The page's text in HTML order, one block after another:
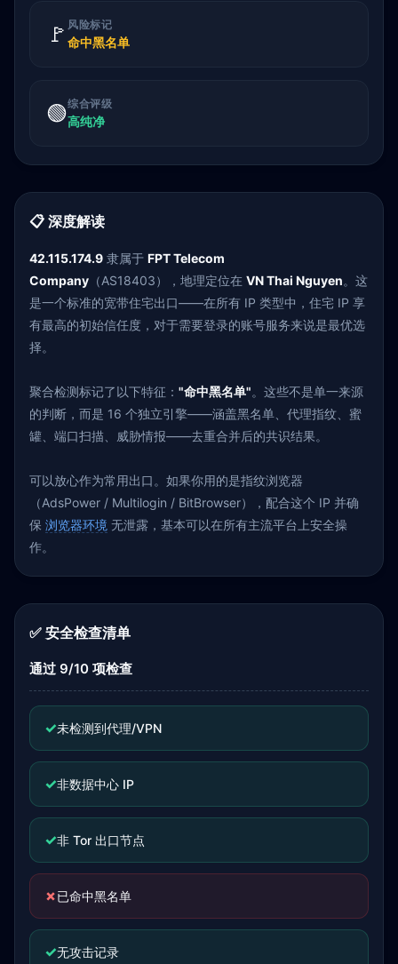
🚩 风险标记
命中黑名单
🟢综合评级
高纯净
📋 深度解读
42.115.174.9 隶属于 FPT Telecom
Company （AS18403），地理定位在 VN Thai Nguyen。这
是一个标准的宽带住宅出口——在所有 IP 类型中，住宅 IP 享
有最高的初始信任度，对于需要登录的账号服务来说是最优选
择。
聚合检测标记了以下特征： "命中黑名单"。这些不是单一来源
的判断，而是 16 个独立引擎——涵盖黑名单、代理指纹、蜜
罐、端口扫描、威胁情报——去重合并后的共识结果。
可以放心作为常用出口。如果你用的是指纹浏览器
（AdsPower / Multilogin / BitBrowser），配合这个 IP 并确
保 浏览器环境 无泄露，基本可以在所有主流平台上安全操
作。
✅ 安全检查清单
通过 9/10 项检查
✓未检测到代理/VPN
✓非数据中心 IP
✓非 Tor 出口节点
✗已命中黑名单
✓无攻击记录